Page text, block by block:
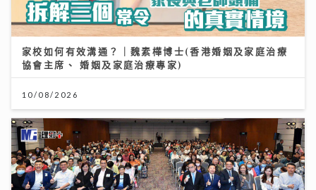
家校如何有效溝通？｜魏素樺博士(香港婚姻及家庭治療
協會主席、 婚姻及家庭治療專家)
10/08/2026